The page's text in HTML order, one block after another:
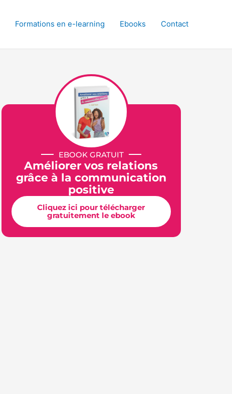
Formations en e-learning Ebooks Contact
EBOOK GRATUIT
Améliorer vos relations
grâce à la communication
positive
Cliquez ici pour télécharger
gratuitement le ebook